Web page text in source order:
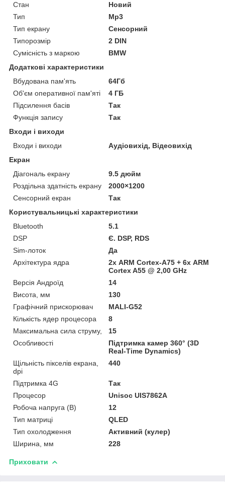
Стан
Новий
Тип
Mp3
Тип екрану
Сенсорний
Типорозмір
2 DIN
Сумісність з маркою
BMW
Додаткові характеристики
Вбудована пам'ять
64Гб
Об'єм оперативної пам'яті
4 ГБ
Підсилення басів
Так
Функція запису
Так
Входи і виходи
Входи і виходи
Аудіовихід, Відеовихід
Екран
Діагональ екрану
9.5 дюйм
Роздільна здатність екрану
2000×1200
Сенсорний екран
Так
Користувальницькі характеристики
Bluetooth
5.1
DSP
Є. DSP, RDS
Sim-лоток
Да
Архітектура ядра
2х ARM Cortex-A75 + 6х ARM
Cortex A55 @ 2,00 GHz
Версія Андроїд
14
Висота, мм
130
Графічний прискорювач
MALI-G52
Кількість ядер процесора
8
Максимальна сила струму,
15
Особливості
Підтримка камер 360° (3D
Real-Time Dynamics)
Щільність пікселів екрана,
dpi
440
Підтримка 4G
Так
Процесор
Unisoc UIS7862A
Робоча напруга (В)
12
Тип матриці
QLED
Тип охолодження
Активний (кулер)
Ширина, мм
228
Приховати